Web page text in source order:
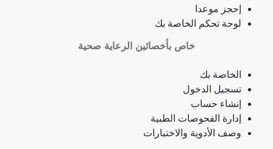
فقدان الشهية
فقدان حاسة الشم
جمرة (أنثراكس)
لامبالاة
حبسة
إحجز موعدا
لوحة تحكم الخاصة بك
خاص بأخصائين الرعاية صحية
الخاصة بك
تسجيل الدخول
إنشاء حساب
إدارة الفحوصات الطبية
وصف الأدوية والاختبارات